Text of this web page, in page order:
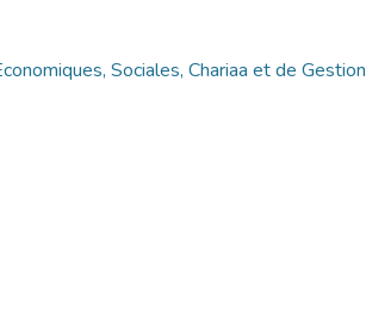
Sociales, Chariaa et de Gestion